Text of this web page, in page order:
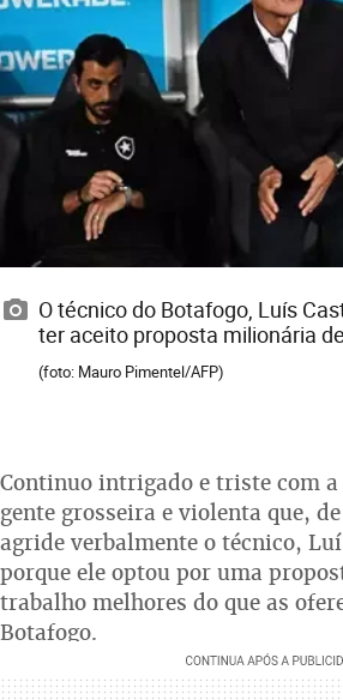
O técnico do Botafogo, Luís
ter aceito proposta milionária
(foto: Mauro Pimentel/AFP)
Continuo intrigado e triste com
gente grosseira e violenta que,
agride verbalmente o técnico,
porque ele optou por uma
trabalho melhores do que as
Botafogo.